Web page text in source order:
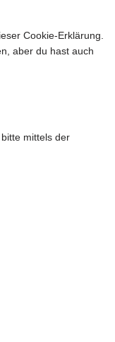
Cookie-Erklärung.
aber du hast auch
mittels der